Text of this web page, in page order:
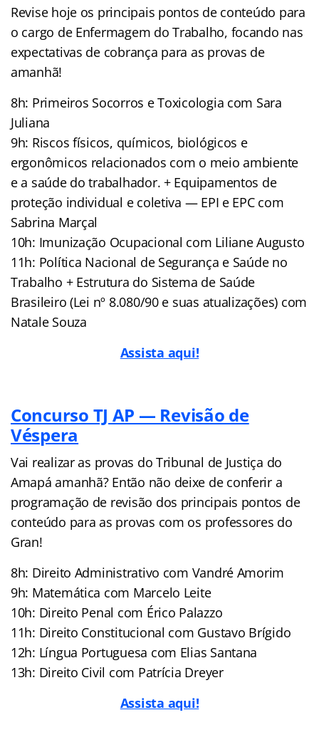
Revise hoje os principais pontos de conteúdo para
o cargo de Enfermagem do Trabalho, focando nas
expectativas de cobrança para as provas de
amanhã!
8h: Primeiros Socorros e Toxicologia com Sara
Juliana
9h: Riscos físicos, químicos, biológicos e
ergonômicos relacionados com o meio ambiente
e a saúde do trabalhador. + Equipamentos de
proteção individual e coletiva — EPI e EPC com
Sabrina Marçal
10h: Imunização Ocupacional com Liliane Augusto
11h: Política Nacional de Segurança e Saúde no
Trabalho + Estrutura do Sistema de Saúde
Brasileiro (Lei nº 8.080/90 e suas atualizações) com
Natale Souza
Assista aqui!
Concurso TJ AP — Revisão de
Véspera
Vai realizar as provas do Tribunal de Justiça do
Amapá amanhã? Então não deixe de conferir a
programação de revisão dos principais pontos de
conteúdo para as provas com os professores do
Gran!
8h: Direito Administrativo com Vandré Amorim
9h: Matemática com Marcelo Leite
10h: Direito Penal com Érico Palazzo
11h: Direito Constitucional com Gustavo Brígido
12h: Língua Portuguesa com Elias Santana
13h: Direito Civil com Patrícia Dreyer
Assista aqui!